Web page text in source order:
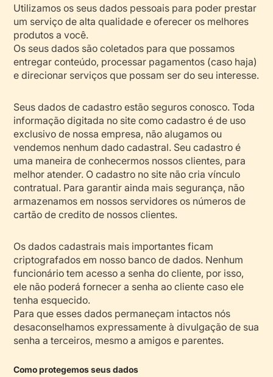
Utilizamos os seus dados pessoais para poder prestar
um serviço de alta qualidade e oferecer os melhores
produtos a você.
Os seus dados são coletados para que possamos
entregar conteúdo, processar pagamentos (caso haja)
e direcionar serviços que possam ser do seu interesse.
Seus dados de cadastro estão seguros conosco. Toda
informação digitada no site como cadastro é de uso
exclusivo de nossa empresa, não alugamos ou
vendemos nenhum dado cadastral. Seu cadastro é
uma maneira de conhecermos nossos clientes, para
melhor atender. O cadastro no site não cria vínculo
contratual. Para garantir ainda mais segurança, não
armazenamos em nossos servidores os números de
cartão de credito de nossos clientes.
Os dados cadastrais mais importantes ficam
criptografados em nosso banco de dados. Nenhum
funcionário tem acesso a senha do cliente, por isso,
ele não poderá fornecer a senha ao cliente caso ele
tenha esquecido.
Para que esses dados permaneçam intactos nós
desaconselhamos expressamente à divulgação de sua
senha a terceiros, mesmo a amigos e parentes.
Como protegemos seus dados